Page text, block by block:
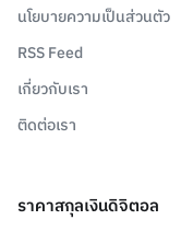
นโยบายความเป็นส่วนตัว
RSS Feed
เกี่ยวกับเรา
ติดต่อเรา
ราคาสกุลเงินดิจิตอล